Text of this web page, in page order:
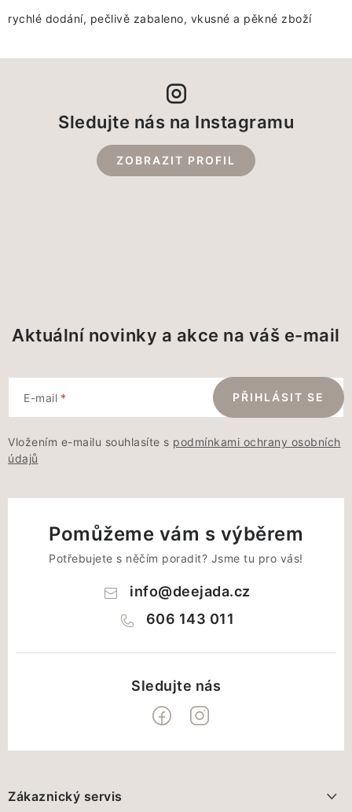
rychlé dodání, pečlivě zabaleno, vkusné a pěkné zboží
Sledujte nás na Instagramu
ZOBRAZIT PROFIL
Aktuální novinky a akce na váš e-mail
E-mail
Vložením e-mailu souhlasíte s podmínkami ochrany osobních
údajů
PŘIHLÁSIT SE
Pomůžeme vám s výběrem
Potřebujete s něčím poradit? Jsme tu pro vás!
info@deejada.cz
606 143 011
pZákaznický servis